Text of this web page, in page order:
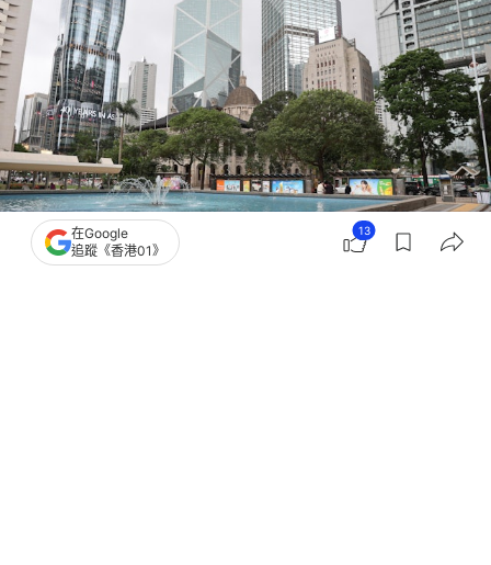
撰文：吳美松
在Google
追蹤《香港01》
13